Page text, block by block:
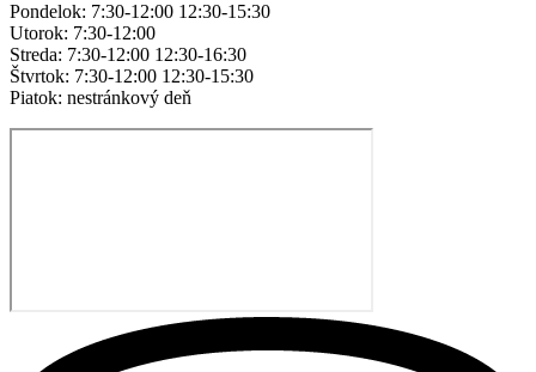
Pondelok: 7:30-12:00 12:30-15:30
Utorok: 7:30-12:00
Streda: 7:30-12:00 12:30-16:30
Štvrtok: 7:30-12:00 12:30-15:30
Piatok: nestránkový deň